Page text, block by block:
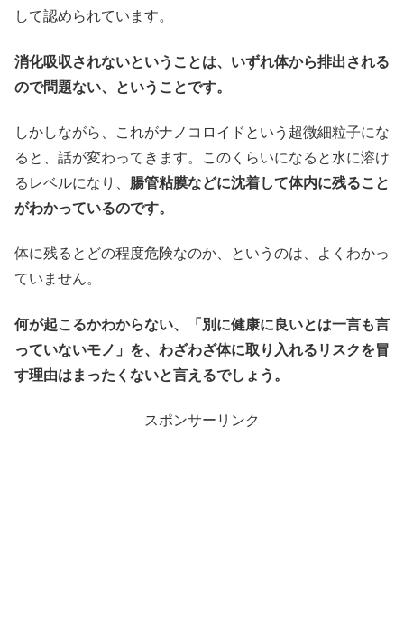
して認められています。
消化吸収されないということは、いずれ体から排出される
ので問題ない、ということです。
しかしながら、これがナノコロイドという超微細粒子にな
ると、話が変わってきます。このくらいになると水に溶け
るレベルになり、 腸管粘膜などに沈着して体内に残ること
がわかっているのです。
体に残るとどの程度危険なのか、というのは、よくわかっ
ていません。
何が起こるかわからない、「別に健康に良いとは一言も言
っていないモノ」を、わざわざ体に取り入れるリスクを冒
す理由はまったくないと言えるでしょう。
スポンサーリンク